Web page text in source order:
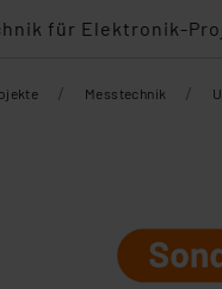
für Elektronik-
/ Messtechnik /